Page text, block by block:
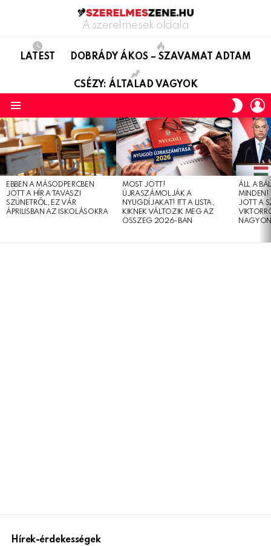
A szerelmesek oldala
LATEST DOBRÁDY ÁKOS – SZAVAMAT ADTAM
CSÉZY: ÁLTALAD VAGYOK
SKIN
LATEST
STORIES
EBBEN A MÁSODPERCBEN
JÖTT A HÍR A TAVASZI
SZÜNETRŐL, EZ VÁR
ÁPRILISBAN AZ ISKOLÁSOKRA
MOST JÖTT!
ÚJRASZÁMOLJÁK A
NYUGDÍJAKAT! ITT A LISTA,
KIKNEK VÁLTOZIK MEG AZ
ÖSSZEG 2026-BAN
ÁLL A
MINDEN!
JÖTT A
Hírek-érdekességek